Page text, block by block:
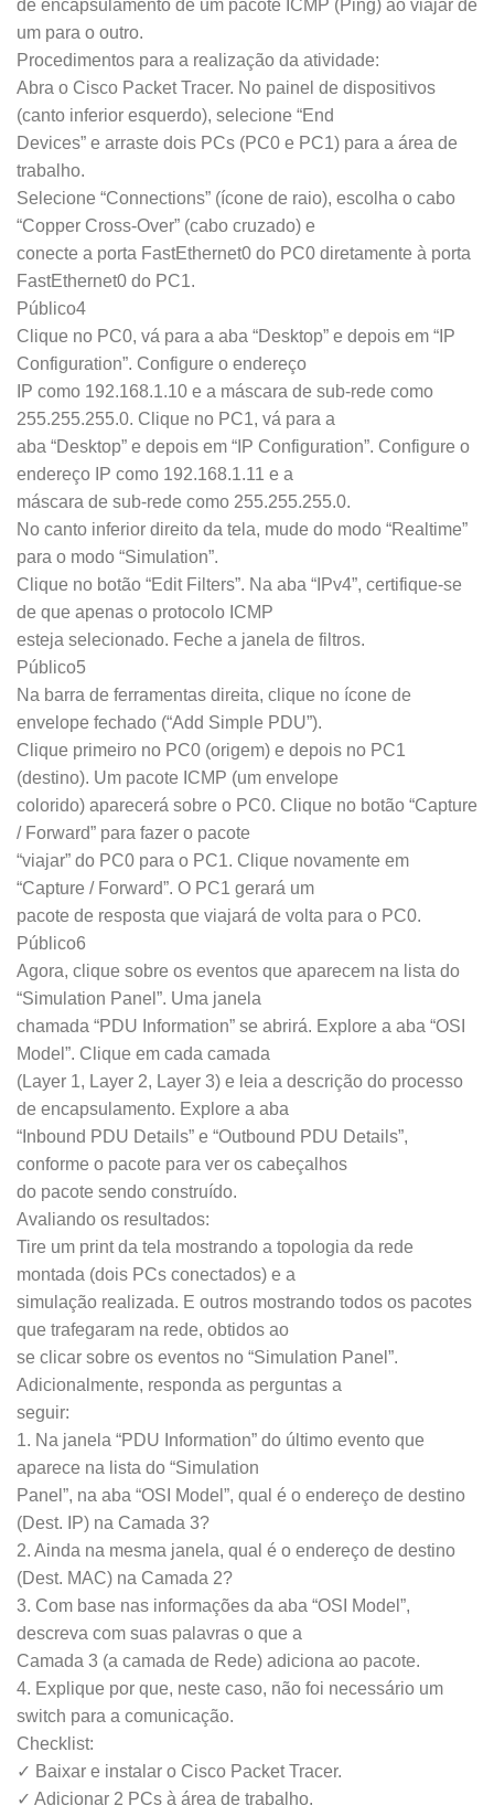
de encapsulamento de um pacote ICMP (Ping) ao viajar de
um para o outro.
Procedimentos para a realização da atividade:
Abra o Cisco Packet Tracer. No painel de dispositivos
(canto inferior esquerdo), selecione “End
Devices” e arraste dois PCs (PC0 e PC1) para a área de
trabalho.
Selecione “Connections” (ícone de raio), escolha o cabo
“Copper Cross-Over” (cabo cruzado) e
conecte a porta FastEthernet0 do PC0 diretamente à porta
FastEthernet0 do PC1.
Público4
Clique no PC0, vá para a aba “Desktop” e depois em “IP
Configuration”. Configure o endereço
IP como 192.168.1.10 e a máscara de sub-rede como
255.255.255.0. Clique no PC1, vá para a
aba “Desktop” e depois em “IP Configuration”. Configure o
endereço IP como 192.168.1.11 e a
máscara de sub-rede como 255.255.255.0.
No canto inferior direito da tela, mude do modo “Realtime”
para o modo “Simulation”.
Clique no botão “Edit Filters”. Na aba “IPv4”, certifique-se
de que apenas o protocolo ICMP
esteja selecionado. Feche a janela de filtros.
Público5
Na barra de ferramentas direita, clique no ícone de
envelope fechado (“Add Simple PDU”).
Clique primeiro no PC0 (origem) e depois no PC1
(destino). Um pacote ICMP (um envelope
colorido) aparecerá sobre o PC0. Clique no botão “Capture
/ Forward” para fazer o pacote
“viajar” do PC0 para o PC1. Clique novamente em
“Capture / Forward”. O PC1 gerará um
pacote de resposta que viajará de volta para o PC0.
Público6
Agora, clique sobre os eventos que aparecem na lista do
“Simulation Panel”. Uma janela
chamada “PDU Information” se abrirá. Explore a aba “OSI
Model”. Clique em cada camada
(Layer 1, Layer 2, Layer 3) e leia a descrição do processo
de encapsulamento. Explore a aba
“Inbound PDU Details” e “Outbound PDU Details”,
conforme o pacote para ver os cabeçalhos
do pacote sendo construído.
Avaliando os resultados:
Tire um print da tela mostrando a topologia da rede
montada (dois PCs conectados) e a
simulação realizada. E outros mostrando todos os pacotes
que trafegaram na rede, obtidos ao
se clicar sobre os eventos no “Simulation Panel”.
Adicionalmente, responda as perguntas a
seguir:
1. Na janela “PDU Information” do último evento que
aparece na lista do “Simulation
Panel”, na aba “OSI Model”, qual é o endereço de destino
(Dest. IP) na Camada 3?
2. Ainda na mesma janela, qual é o endereço de destino
(Dest. MAC) na Camada 2?
3. Com base nas informações da aba “OSI Model”,
descreva com suas palavras o que a
Camada 3 (a camada de Rede) adiciona ao pacote.
4. Explique por que, neste caso, não foi necessário um
switch para a comunicação.
Checklist:
✓ Baixar e instalar o Cisco Packet Tracer.
✓ Adicionar 2 PCs à área de trabalho.